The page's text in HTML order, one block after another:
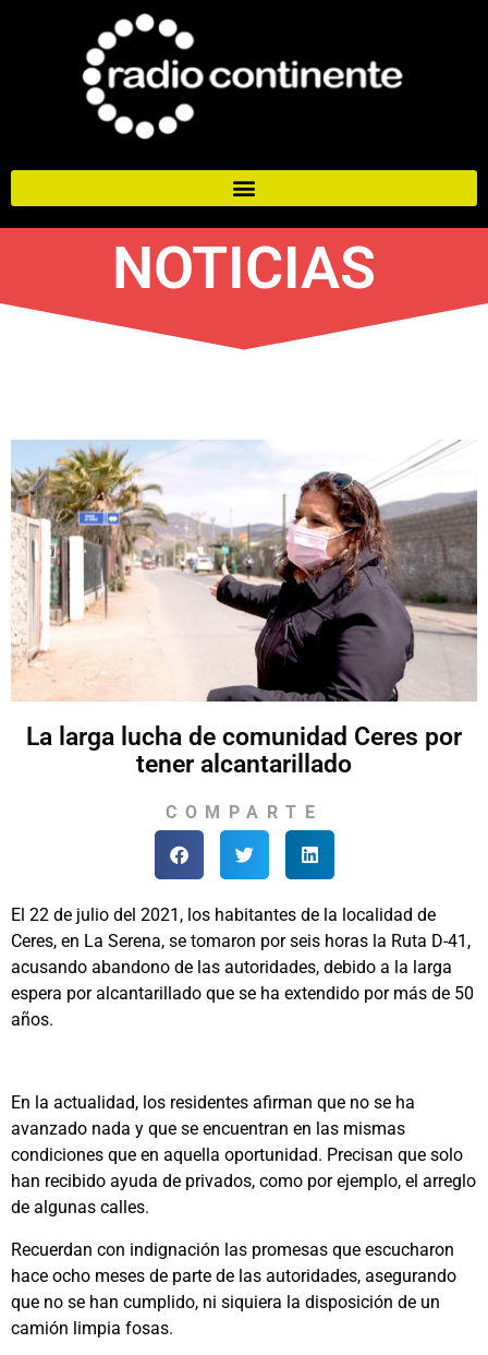
NOTICIAS
La larga lucha de comunidad Ceres por
tener alcantarillado
COMPARTE
El 22 de julio del 2021, los habitantes de la localidad de
Ceres, en La Serena, se tomaron por seis horas la Ruta D-41,
acusando abandono de las autoridades, debido a la larga
espera por alcantarillado que se ha extendido por más de 50
años.
En la actualidad, los residentes afirman que no se ha
avanzado nada y que se encuentran en las mismas
condiciones que en aquella oportunidad. Precisan que solo
han recibido ayuda de privados, como por ejemplo, el arreglo
de algunas calles.
Recuerdan con indignación las promesas que escucharon
hace ocho meses de parte de las autoridades, asegurando
que no se han cumplido, ni siquiera la disposición de un
camión limpia fosas.